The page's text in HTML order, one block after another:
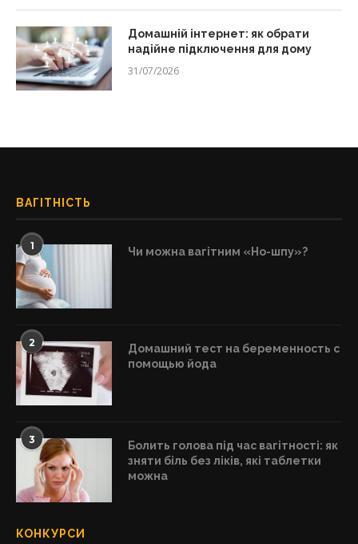
Домашній інтернет: як обрати
надійне підключення для дому
31/07/2026
ВАГІТНІСТЬ
1 Чи можна вагітним «Но-шпу»?
2
Домашний тест на беременность с
помощью йода
3
Болить голова під час вагітності: як
зняти біль без ліків, які таблетки
можна
КОНКУРСИ